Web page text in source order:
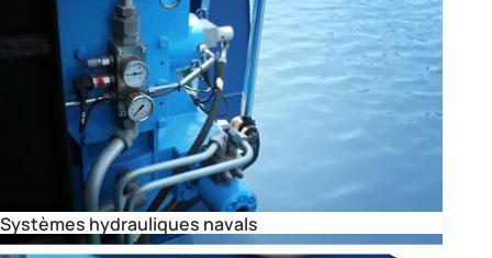
Systèmes hydrauliques navals